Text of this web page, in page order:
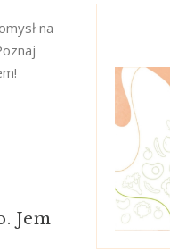
na
Jem